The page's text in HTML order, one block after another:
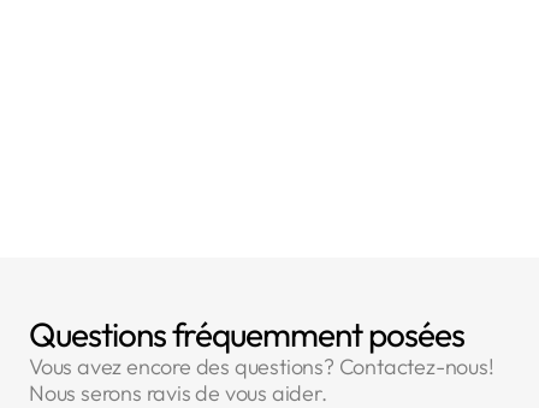
Questions fréquemment posées
Vous avez encore des questions? Contactez-nous!
Nous serons ravis de vous aider.